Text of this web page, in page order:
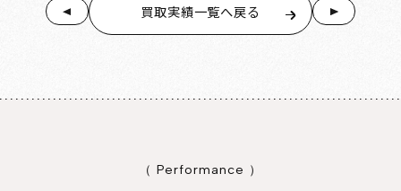
買取実績一覧へ戻る
（ Performance ）